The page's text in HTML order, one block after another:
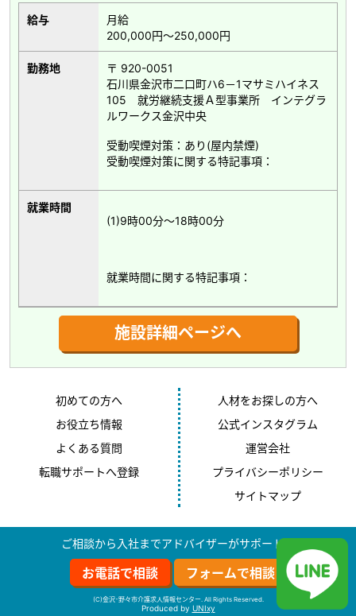
給与
月給
200,000円～250,000円
勤務地
〒 920-0051
石川県金沢市二口町ハ6－1マサミハイネス
105 就労継続支援Ａ型事業所 インテグラ
ルワークス金沢中央
受動喫煙対策：あり(屋内禁煙)
受動喫煙対策に関する特記事項：
就業時間
(1)9時00分～18時00分
就業時間に関する特記事項：
施設詳細ページへ
初めての方へ
お役立ち情報
よくある質問
転職サポートへ登録
人材をお探しの方へ
公式インスタグラム
運営会社
プライバシーポリシー
サイトマップ
ご相談から入社までアドバイザーがサポート！
お電話で相談 フォームで相談
(C)金沢･野々市介護求人情報センター. All Rights Reserved.
Produced by UNIxy